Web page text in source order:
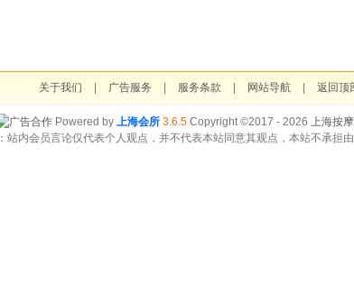
关于我们 广告服务 服务条款 网站导航 返回顶
Powered by 上海会所 3.6.5Copyright ©2017 - 2026 上海按
站内会员言论仅代表个人观点，并不代表本站同意其观点，本站不承担由